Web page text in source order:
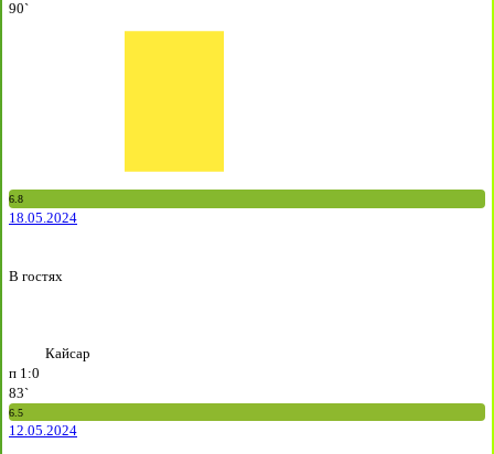
90`
6.8
18.05.2024
В гостях
Кайсар
п 1:0
83`
6.5
12.05.2024